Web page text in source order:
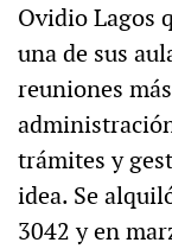
Ovidio Lagos
una de sus
reuniones
trámites y
idea. Se
3042 y en